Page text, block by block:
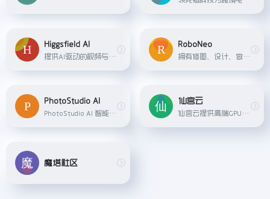
Higgsfield AI
提供AI驱动的视频与图像生成服务的平台，具备无限生成、丰富预设（含专业级视频生成、视觉特效、相机控制等）及多场景（病毒式内容、动作画面、商业广告等）创作功能，可一键生成可分享内容。
RoboNeo
拥有修图、设计、做视频等等丰富功能,可以帮助用户更好的智能创作,功能强大,使用简单,RoboNeo,专属于你的影像与设计助手。
PhotoStudio AI
PhotoStudio AI 智能商拍摄影，提供真实高颜值AI模特资源，海量AI商业场景，简单3步生成超高颜值的AI摄影大片，填写邀请码：V5XPAFLC 可额外获得200虹豆
仙宫云
仙宫云提供高端GPU算力租赁服务，适用于AI应用、数据挖掘和计算密集型任务，具有简单、高效、安全、实惠等优势。
魔塔社区